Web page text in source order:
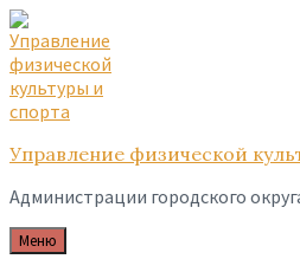
Skip
to
content
Skip
to
main
navigation
Skip
to
footer
Управление физической
Администрации городского
Меню